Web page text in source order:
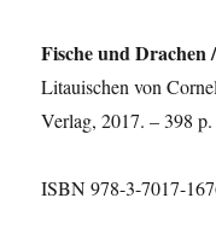
Fische und Drachen
Litauischen von
Verlag, 2017. – 398 p.
ISBN 978-3-7017-